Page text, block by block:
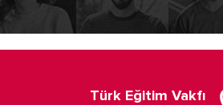
Türk Eğitim Vakfı